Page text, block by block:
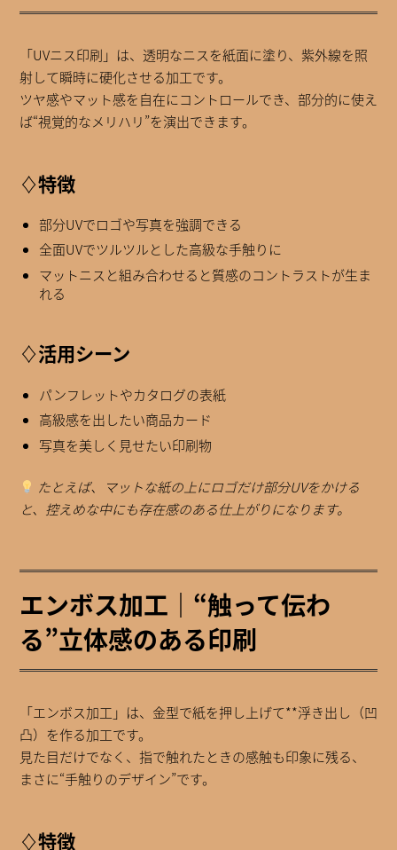
「UVニス印刷」は、透明なニスを紙面に塗り、紫外線を照
射して瞬時に硬化させる加工です。
ツヤ感やマット感を自在にコントロールでき、部分的に使え
ば“視覚的なメリハリ”を演出できます。
♢特徴
部分UVでロゴや写真を強調できる
全面UVでツルツルとした高級な手触りに
マットニスと組み合わせると質感のコントラストが生ま
れる
♢活用シーン
パンフレットやカタログの表紙
高級感を出したい商品カード
写真を美しく見せたい印刷物
たとえば、マットな紙の上にロゴだけ部分UVをかける
と、控えめな中にも存在感のある仕上がりになります。
エンボス加工｜“触って伝わ
る”立体感のある印刷
「エンボス加工」は、金型で紙を押し上げて**浮き出し（凹
凸）を作る加工です。
見た目だけでなく、指で触れたときの感触も印象に残る、
まさに“手触りのデザイン”です。
♢特徴